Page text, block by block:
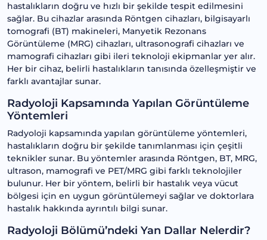
hastalıkların doğru ve hızlı bir şekilde tespit edilmesini
sağlar. Bu cihazlar arasında Röntgen cihazları, bilgisayarlı
tomografi (BT) makineleri, Manyetik Rezonans
Görüntüleme (MRG) cihazları, ultrasonografi cihazları ve
mamografi cihazları gibi ileri teknoloji ekipmanlar yer alır.
Her bir cihaz, belirli hastalıkların tanısında özelleşmiştir ve
farklı avantajlar sunar.
Radyoloji Kapsamında Yapılan Görüntüleme
Yöntemleri
Radyoloji kapsamında yapılan görüntüleme yöntemleri,
hastalıkların doğru bir şekilde tanımlanması için çeşitli
teknikler sunar. Bu yöntemler arasında Röntgen, BT, MRG,
ultrason, mamografi ve PET/MRG gibi farklı teknolojiler
bulunur. Her bir yöntem, belirli bir hastalık veya vücut
bölgesi için en uygun görüntülemeyi sağlar ve doktorlara
hastalık hakkında ayrıntılı bilgi sunar.
Radyoloji Bölümü’ndeki Yan Dallar Nelerdir?